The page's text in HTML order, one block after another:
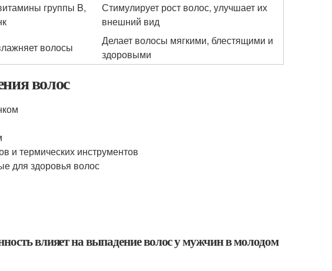
группы B,
Стимулирует рост волос, улучшает их
внешний вид
волосы
Делает волосы мягкими, блестящими и
здоровыми
волос
и термических инструментов
для здоровья волос
влияет на выпадение волос у мужчин в молодом